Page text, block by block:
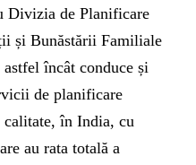
Divizia de Planificare
și Bunăstării Familiale
încât conduce și
de planificare
în India, cu
au rata totală a